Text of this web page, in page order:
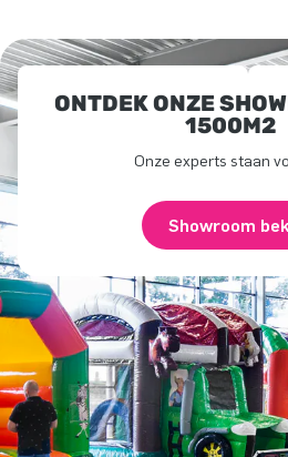
ONTDEK ONZE
1500M2
Onze experts staan
Showroom